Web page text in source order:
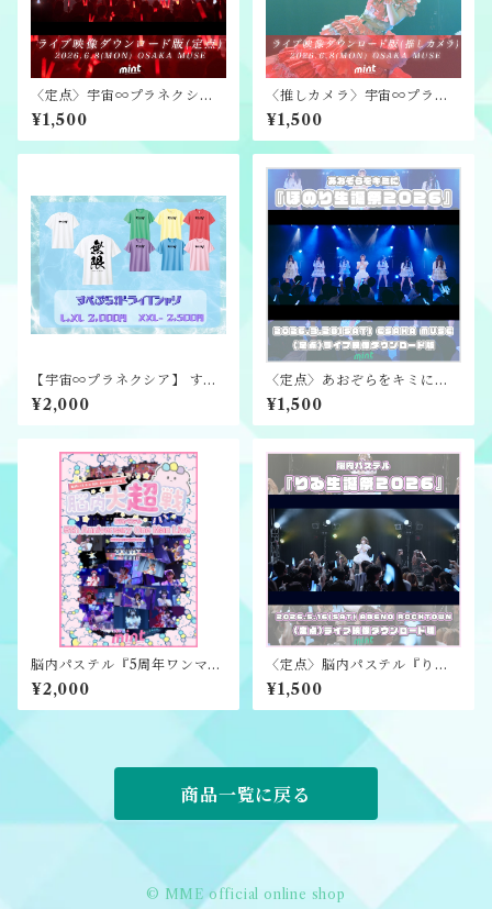
〈定点〉宇宙∞プラネクシア
『りさ卒業公演』ライブ映像
ダウンロード版
¥1,500
〈推しカメラ〉宇宙∞プラネ
クシア『りさ卒業公演』ライ
ブ映像ダウンロード版
¥1,500
【宇宙∞プラネクシア】 すぺ
ぷら！ドライTシャツ（L,X
L）
¥2,000
〈定点〉あおぞらをキミに
『ほのり生誕祭2026』ライブ
映像ダウンロード版
¥1,500
脳内パステル『5周年ワンマン
ライブ〜脳内大超戦〜』ライ
ブ映像ダウンロード版
¥2,000
〈定点〉脳内パステル『りる
生誕祭2026』ライブ映像ダウ
ンロード版
¥1,500
商品一覧に戻る
© MME official online shop